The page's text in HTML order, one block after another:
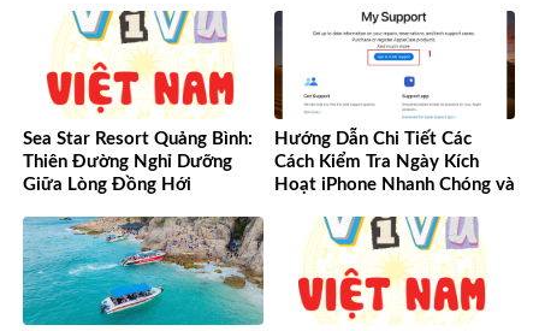
Sea Star Resort Quảng Bình:
Thiên Đường Nghỉ Dưỡng
Giữa Lòng Đồng Hới
Hướng Dẫn Chi Tiết Các
Cách Kiểm Tra Ngày Kích
Hoạt iPhone Nhanh Chóng và